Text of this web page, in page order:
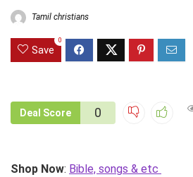
Tamil christians
Save
0
Deal Score 0
Shop Now: Bible, songs & etc